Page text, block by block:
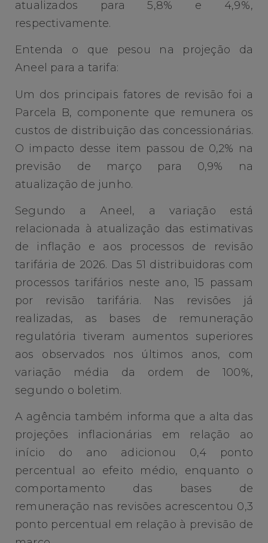
atualizados para 5,8% e 4,9%,
respectivamente.
Entenda o que pesou na projeção da
Aneel para a tarifa:
Um dos principais fatores de revisão foi a
Parcela B, componente que remunera os
custos de distribuição das concessionárias.
O impacto desse item passou de 0,2% na
previsão de março para 0,9% na
atualização de junho.
Segundo a Aneel, a variação está
relacionada à atualização das estimativas
de inflação e aos processos de revisão
tarifária de 2026. Das 51 distribuidoras com
processos tarifários neste ano, 15 passam
por revisão tarifária. Nas revisões já
realizadas, as bases de remuneração
regulatória tiveram aumentos superiores
aos observados nos últimos anos, com
variação média da ordem de 100%,
segundo o boletim.
A agência também informa que a alta das
projeções inflacionárias em relação ao
início do ano adicionou 0,4 ponto
percentual ao efeito médio, enquanto o
comportamento das bases de
remuneração nas revisões acrescentou 0,3
ponto percentual em relação à previsão de